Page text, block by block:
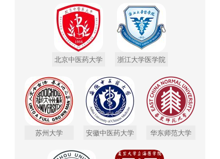
北京中医药大学 浙江大学医学院
苏州大学 安徽中医药大学 华东师范大学